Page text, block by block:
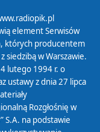
element Serwisów
których producentem
siedzibą w Warszawie.
lutego 1994 r. o
ustawy z dnia 27 lipca
Rozgłośnię w
S.A. na podstawie